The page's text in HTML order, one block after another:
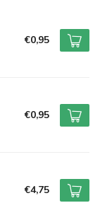
€0,95
€0,95
€4,75